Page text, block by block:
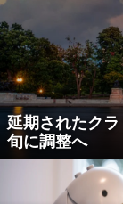
延期されたク
旬に調整へ